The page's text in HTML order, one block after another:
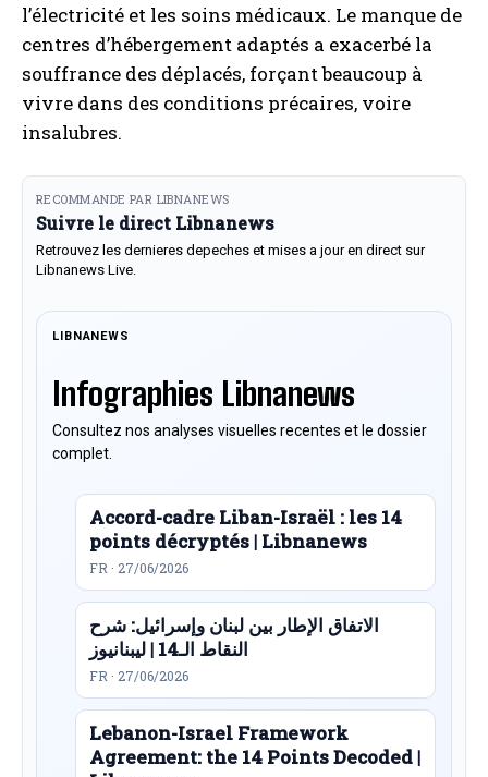
l’électricité et les soins médicaux. Le manque de
centres d’hébergement adaptés a exacerbé la
souffrance des déplacés, forçant beaucoup à
vivre dans des conditions précaires, voire
insalubres.
RECOMMANDE PAR LIBNANEWS
Suivre le direct Libnanews
Retrouvez les dernieres depeches et mises a jour en direct sur
Libnanews Live.
LIBNANEWS
Infographies Libnanews
Consultez nos analyses visuelles recentes et le dossier
complet.
Accord-cadre Liban-Israël : les 14
points décryptés | Libnanews
FR · 27/06/2026
الاتفاق الإطار بين لبنان وإسرائيل: شرح
النقاط الـ14 | ليبنانيوز
FR · 27/06/2026
Lebanon-Israel Framework
Agreement: the 14 Points Decoded |